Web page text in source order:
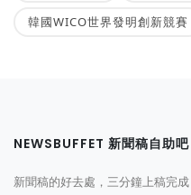
韓國WICO世界發明創新競賽
NEWSBUFFET 新聞稿自助吧
新聞稿的好去處，三分鐘上稿完